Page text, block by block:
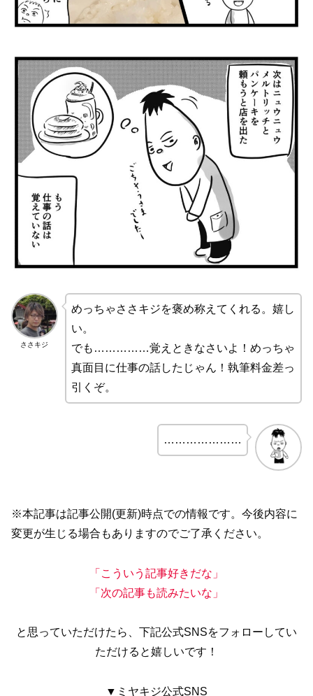
ささキジ
めっちゃささキジを褒め称えてくれる。嬉し
い。
でも……………覚えときなさいよ！めっちゃ
真面目に仕事の話したじゃん！執筆料金差っ
引くぞ。
…………………
※本記事は記事公開(更新)時点での情報です。今後内容に
変更が生じる場合もありますのでご了承ください。
「こういう記事好きだな」
「次の記事も読みたいな」
と思っていただけたら、下記公式SNSをフォローしてい
ただけると嬉しいです！
▼ミヤキジ公式SNS